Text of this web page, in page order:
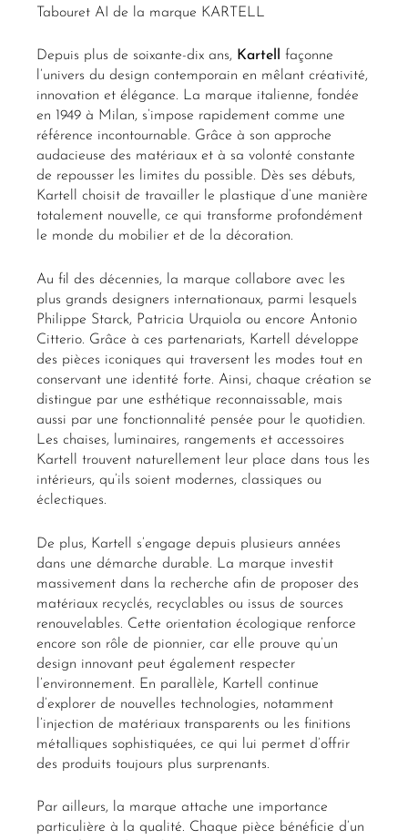
Tabouret AI de la marque KARTELL
Depuis plus de soixante-dix ans, Kartell façonne
l’univers du design contemporain en mêlant créativité,
innovation et élégance. La marque italienne, fondée
en 1949 à Milan, s’impose rapidement comme une
référence incontournable. Grâce à son approche
audacieuse des matériaux et à sa volonté constante
de repousser les limites du possible. Dès ses débuts,
Kartell choisit de travailler le plastique d’une manière
totalement nouvelle, ce qui transforme profondément
le monde du mobilier et de la décoration.
Au fil des décennies, la marque collabore avec les
plus grands designers internationaux, parmi lesquels
Philippe Starck, Patricia Urquiola ou encore Antonio
Citterio. Grâce à ces partenariats, Kartell développe
des pièces iconiques qui traversent les modes tout en
conservant une identité forte. Ainsi, chaque création se
distingue par une esthétique reconnaissable, mais
aussi par une fonctionnalité pensée pour le quotidien.
Les chaises, luminaires, rangements et accessoires
Kartell trouvent naturellement leur place dans tous les
intérieurs, qu’ils soient modernes, classiques ou
éclectiques.
De plus, Kartell s’engage depuis plusieurs années
dans une démarche durable. La marque investit
massivement dans la recherche afin de proposer des
matériaux recyclés, recyclables ou issus de sources
renouvelables. Cette orientation écologique renforce
encore son rôle de pionnier, car elle prouve qu’un
design innovant peut également respecter
l’environnement. En parallèle, Kartell continue
d’explorer de nouvelles technologies, notamment
l’injection de matériaux transparents ou les finitions
métalliques sophistiquées, ce qui lui permet d’offrir
des produits toujours plus surprenants.
Par ailleurs, la marque attache une importance
particulière à la qualité. Chaque pièce bénéficie d’un